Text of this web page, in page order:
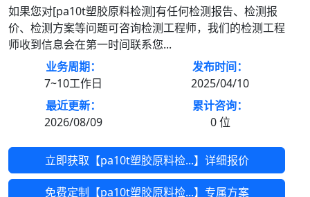
如果您对[pa10t塑胶原料检测]有任何检测报告、检测报
价、检测方案等问题可咨询检测工程师，我们的检测工程
师收到信息会在第一时间联系您...
业务周期：
7~10工作日
发布时间：
2025/04/10
最近更新：
2026/08/09
累计咨询：
0位
立即获取【pa10t塑胶原料检...】详细报价
免费定制【pa10t塑胶原料检...】专属方案